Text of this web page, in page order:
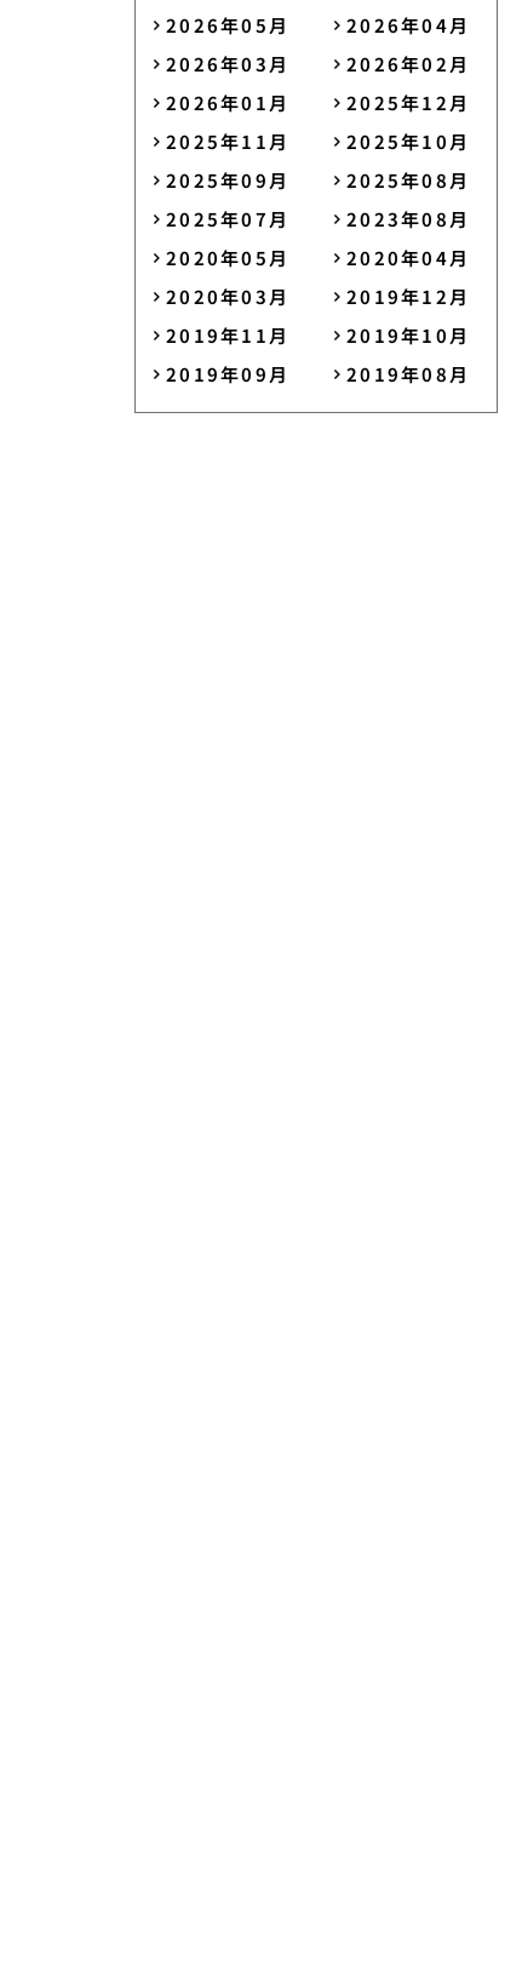
2026年05月
2026年04月
2026年03月
2026年02月
2026年01月
2025年12月
2025年11月
2025年10月
2025年09月
2025年08月
2025年07月
2023年08月
2020年05月
2020年04月
2020年03月
2019年12月
2019年11月
2019年10月
2019年09月
2019年08月